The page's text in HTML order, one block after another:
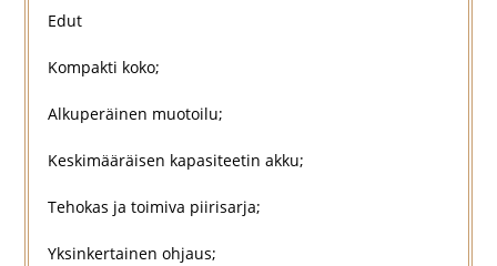
Edut
Kompakti koko;
Alkuperäinen muotoilu;
Keskimääräisen kapasiteetin akku;
Tehokas ja toimiva piirisarja;
Yksinkertainen ohjaus;